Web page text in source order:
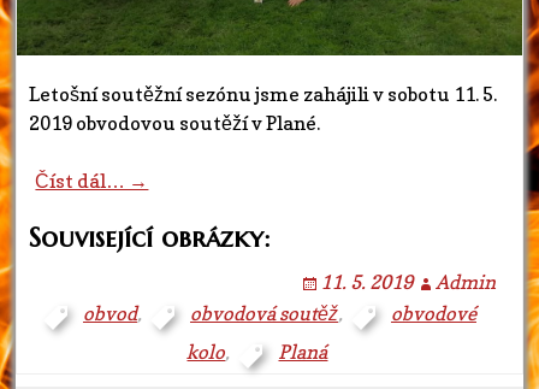
Letošní soutěžní sezónu jsme zahájili v sobotu 11. 5.
2019 obvodovou soutěží v Plané.
Číst dál… →
Související obrázky:
11. 5. 2019
Admin
obvod, obvodová soutěž,
obvodové
kolo, Planá